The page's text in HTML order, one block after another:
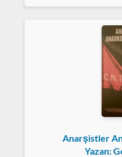
Anarşistler
Yazan: